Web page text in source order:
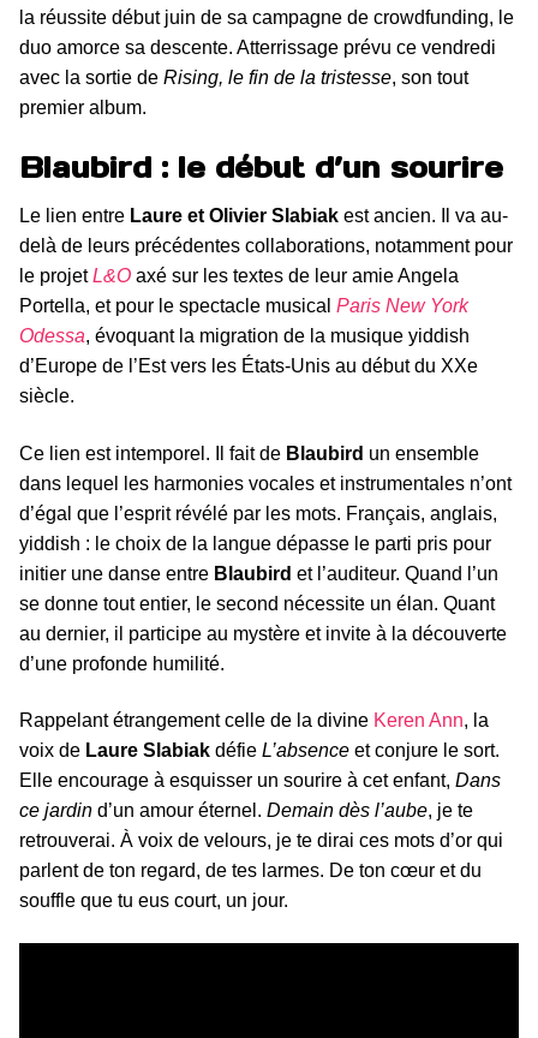
la réussite début juin de sa campagne de crowdfunding, le
duo amorce sa descente. Atterrissage prévu ce vendredi
avec la sortie de Rising, le fin de la tristesse, son tout
premier album.
Blaubird : le début d’un sourire
Le lien entre Laure et Olivier Slabiak est ancien. Il va au-
delà de leurs précédentes collaborations, notamment pour
le projetL&O axé sur les textes de leur amie Angela
Portella, et pour le spectacle musical Paris New York
Odessa, évoquant la migration de la musique yiddish
d’Europe de l’Est vers les États-Unis au début du XXe
siècle.
Ce lien est intemporel. Il fait de Blaubird un ensemble
dans lequel les harmonies vocales et instrumentales n’ont
d’égal que l’esprit révélé par les mots. Français, anglais,
yiddish : le choix de la langue dépasse le parti pris pour
initier une danse entre Blaubird et l’auditeur. Quand l’un
se donne tout entier, le second nécessite un élan. Quant
au dernier, il participe au mystère et invite à la découverte
d’une profonde humilité.
Rappelant étrangement celle de la divine Keren Ann, la
voix de Laure Slabiak défie L’absence et conjure le sort.
Elle encourage à esquisser un sourire à cet enfant, Dans
ce jardin d’un amour éternel. Demain dès l’aube, je te
retrouverai. À voix de velours, je te dirai ces mots d’or qui
parlent de ton regard, de tes larmes. De ton cœur et du
souffle que tu eus court, un jour.